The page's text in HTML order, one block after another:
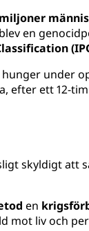
en
under
efter ett 12-
skyldigt att
en
mot liv och